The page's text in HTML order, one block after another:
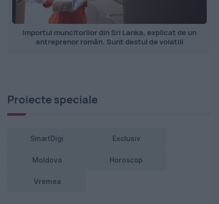
Importul muncitorilor din Sri Lanka, explicat de un
antreprenor român. Sunt destul de volatili
Proiecte speciale
SmartDigi Exclusiv
Moldova Horoscop
Vremea